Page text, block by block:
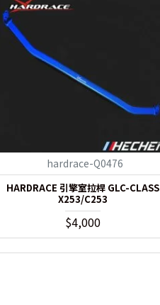
hardrace-Q0476
HARDRACE 引擎室拉桿 GLC-CLASS
X253/C253
$4,000